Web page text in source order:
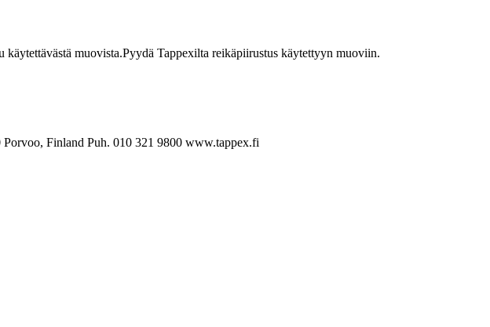
muovista.Pyydä Tappexilta reikäpiirustus käytettyyn muoviin.
Porvoo, Finland Puh. 010 321 9800 www.tappex.fi